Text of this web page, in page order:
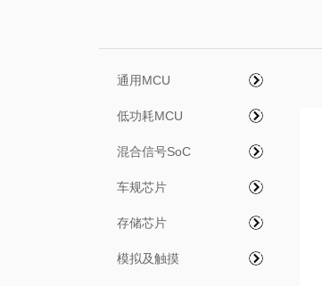
通用MCU
低功耗MCU
混合信号SoC
车规芯片
存储芯片
模拟及触摸